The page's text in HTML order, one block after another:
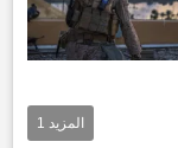
المزيد 1